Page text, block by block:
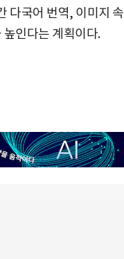
다국어 번역, 이미지 속
인다는 계획이다.